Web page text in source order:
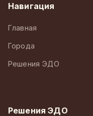
Навигация
Главная
Города
Решения ЭДО
Решения ЭДО